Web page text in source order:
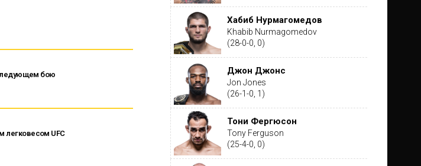
бою
легковесом UFC
Хабиб Нурмагомедов
Khabib Nurmagomedov
(28-0-0, 0)
Джон Джонс
Jon Jones
(26-1-0, 1)
Тони Фергюсон
Tony Ferguson
(25-4-0, 0)